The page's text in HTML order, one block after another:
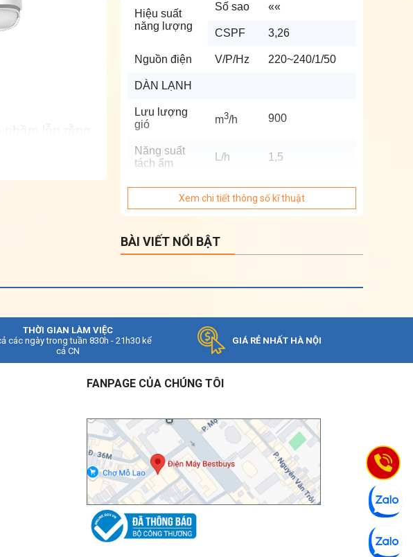
lẫn rằng
Việt Nam
Malaysia - Đây
Hiệu suất
năng lượng
Số sao ««
CSPF 3,26
Nguồn điện V/P/Hz 220~240/1/50
DÀN LẠNH
Lưu lượng
gió
m3/h 900
Năng suất
tách ẩm
L/h 1,5
Độ ồn
Cao/Trung
bình/Thấp
dB(A) 42/37/33
Kích thước
(RxCxS)
mm
dB(A)
mm 853 x 602 x 349
Môi chất
lạnh/ Lượng
nạp gas
kg R32/0.52
Đường kính
ống dẫn
lỏng/ gas
mm Φ6.35 / Φ12.7
Chiều dài
ống tiêu
Xem chi tiết thông số kĩ thuật
BÀI VIẾT NỔI BẬT
THỜI GIAN LÀM VIỆC
các ngày trong tuần 830h - 21h30 kể
cả CN
GIÁ RẺ NHẤT HÀ NỘI
FANPAGE CỦA CHÚNG TÔI